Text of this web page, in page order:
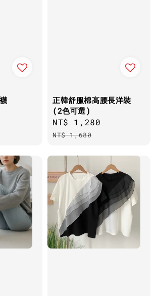
正韓舒服棉高腰長洋裝
(2色可選)
Sale
price
NT$ 1,280
NT$ 1,680